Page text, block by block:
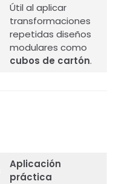
Útil al aplicar
transformaciones
repetidas diseños
modulares como
cubos de cartón.
Aplicación
práctica